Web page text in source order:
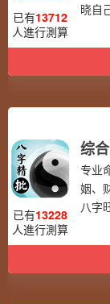
已有13712
人進行測算
晓自
已有13228
人進行測算
综
专业
姻、
八字